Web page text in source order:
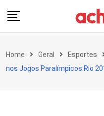
Home Geral Esportes
nos Jogos Paralímpicos Rio